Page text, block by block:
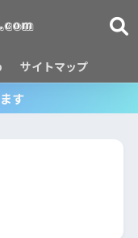
サイトマップ
す